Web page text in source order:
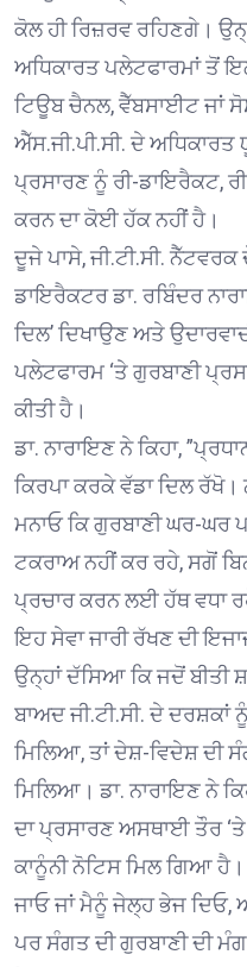
ਕੋਲ ਹੀ ਰਿਜ਼ਰਵ ਰਹਿਣਗੇ।
ਅਧਿਕਾਰਤ ਪਲੇਟਫਾਰਮਾਂ ਤੋਂ
ਟਿਊਬ ਚੈਨਲ, ਵੈੱਬਸਾਈਟ ਜਾਂ
ਐੱਸ.ਜੀ.ਪੀ.ਸੀ. ਦੇ
ਪ੍ਰਸਾਰਣ ਨੂੰ ਰੀ-ਡਾਇਰੈਕਟ,
ਕਰਨ ਦਾ ਕੋਈ ਹੱਕ ਨਹੀਂ ਹੈ।
ਦੂਜੇ ਪਾਸੇ, ਜੀ.ਟੀ.ਸੀ.
ਡਾਇਰੈਕਟਰ ਡਾ. ਰਬਿੰਦਰ
ਦਿਲ’ ਦਿਖਾਉਣ ਅਤੇ
ਪਲੇਟਫਾਰਮ ‘ਤੇ ਗੁਰਬਾਣੀ
ਕੀਤੀ ਹੈ।
ਡਾ. ਨਾਰਾਇਣ ਨੇ ਕਿਹਾ,
ਕਿਰਪਾ ਕਰਕੇ ਵੱਡਾ ਦਿਲ ਰੱਖੋ।
ਮਨਾਓ ਕਿ ਗੁਰਬਾਣੀ ਘਰ-ਘਰ
ਟਕਰਾਅ ਨਹੀਂ ਕਰ ਰਹੇ, ਸਗੋਂ
ਪ੍ਰਚਾਰ ਕਰਨ ਲਈ ਹੱਥ ਵਧਾ
ਇਹ ਸੇਵਾ ਜਾਰੀ ਰੱਖਣ ਦੀ
ਉਨ੍ਹਾਂ ਦੱਸਿਆ ਕਿ ਜਦੋਂ ਬੀਤੀ
ਬਾਅਦ ਜੀ.ਟੀ.ਸੀ. ਦੇ ਦਰਸ਼ਕਾਂ
ਮਿਲਿਆ, ਤਾਂ ਦੇਸ਼-ਵਿਦੇਸ਼ ਦੀ
ਮਿਲਿਆ। ਡਾ. ਨਾਰਾਇਣ ਨੇ
ਦਾ ਪ੍ਰਸਾਰਣ ਅਸਥਾਈ ਤੌਰ ‘ਤੇ
ਕਾਨੂੰਨੀ ਨੋਟਿਸ ਮਿਲ ਗਿਆ
ਜਾਓ ਜਾਂ ਮੈਨੂੰ ਜੇਲ੍ਹ ਭੇਜ ਦਿਓ,
ਪਰ ਸੰਗਤ ਦੀ ਗੁਰਬਾਣੀ ਦੀ